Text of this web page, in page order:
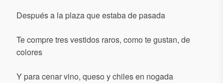
Después a la plaza que estaba de pasada
Te compre tres vestidos raros, como te gustan, de
colores
Y para cenar vino, queso y chiles en nogada